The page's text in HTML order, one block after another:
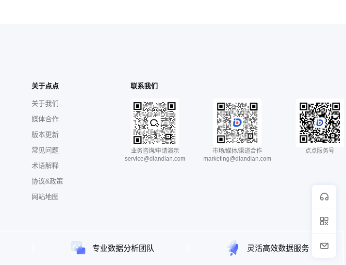
关于点点
关于我们
媒体合作
版本更新
常见问题
术语解释
协议&政策
网站地图
联系我们
业务咨询/申请演示
service@diandian.com
市场/媒体/渠道合作
marketing@diandian.com
点点服务号
专业数据分析团队 灵活高效数据服务